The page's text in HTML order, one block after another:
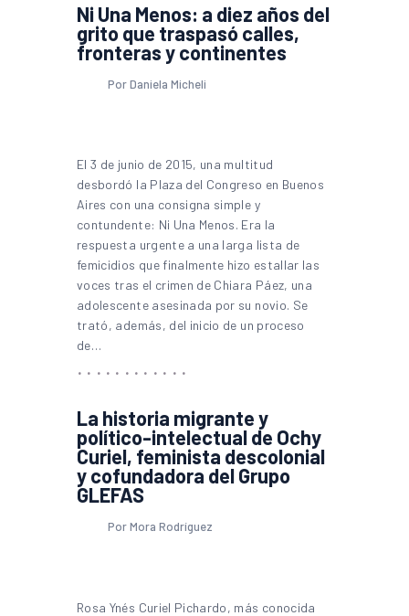
Ni Una Menos: a diez años del
grito que traspasó calles,
fronteras y continentes
Por Daniela Micheli
El 3 de junio de 2015, una multitud
desbordó la Plaza del Congreso en Buenos
Aires con una consigna simple y
contundente: Ni Una Menos. Era la
respuesta urgente a una larga lista de
femicidios que finalmente hizo estallar las
voces tras el crimen de Chiara Páez, una
adolescente asesinada por su novio. Se
trató, además, del inicio de un proceso
de…
La historia migrante y
político-intelectual de Ochy
Curiel, feminista descolonial
y cofundadora del Grupo
GLEFAS
Por Mora Rodríguez
Rosa Ynés Curiel Pichardo, más conocida